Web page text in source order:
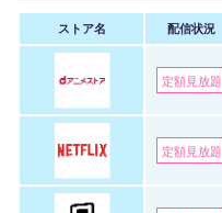
ストア名 配信状況
定額見放題
定額見放題